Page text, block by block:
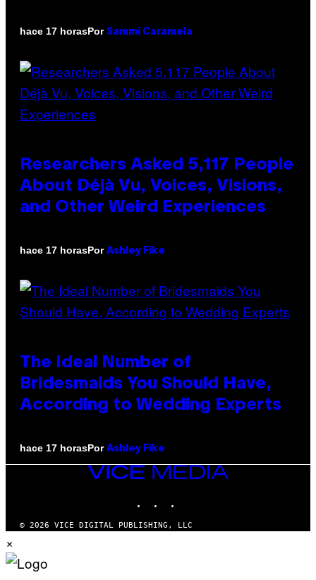
hace 17 horasPor Sammi Caramela
Researchers Asked 5,117 People
About Déjà Vu, Voices, Visions,
and Other Weird Experiences
hace 17 horasPor Ashley Fike
The Ideal Number of
Bridesmaids You Should Have,
According to Wedding Experts
hace 17 horasPor Ashley Fike
VICE
MEDIA
© 2026 VICE DIGITAL PUBLISHING, LLC
×